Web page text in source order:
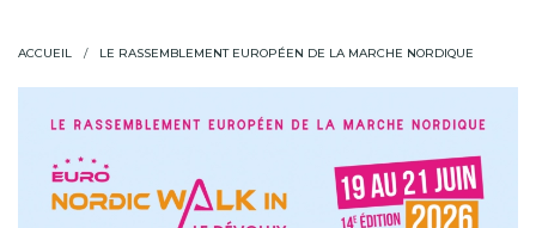
ACCUEIL LE RASSEMBLEMENT EUROPÉEN DE LA MARCHE NORDIQUE